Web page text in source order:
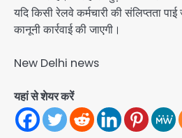
यदि किसी रेलवे कर्मचारी की संलिप्तता
कानूनी कार्रवाई की जाएगी।
New Delhi news
यहां से शेयर करें